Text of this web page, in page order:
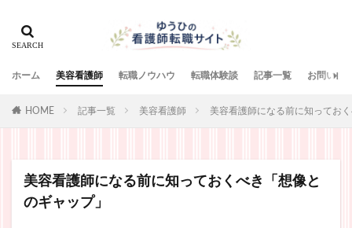
ホーム 美容看護師 転職ノウハウ 転職体験談 記事一覧 お問い合
HOME 記事一覧 美容看護師 美容看護師になる前に知ってお
美容看護師になる前に知っておくべき「想像と
のギャップ」